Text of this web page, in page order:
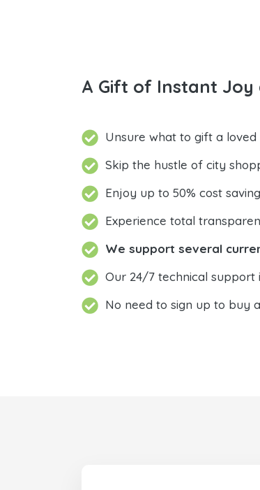
A Gift of Instant Joy
Unsure what to gift a loved
Skip the hustle of city
Enjoy up to 50% cost
Experience total
We support several
Our 24/7 technical support
No need to sign up to buy